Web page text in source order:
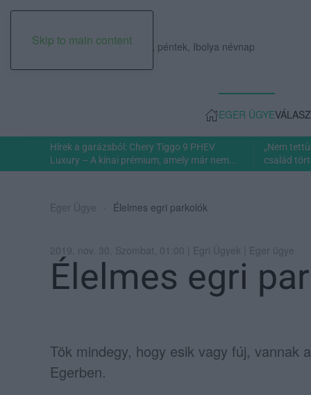
Skip to main content
2026. augusztus 07., péntek, Ibolya névnap
EGER ÜGYE
Hírek a garázsból: Chery Tiggo 9 PHEV
Luxury – A kínai prémium, amely már nem...
„Nem
család
Eger Ügye Élelmes egri parkolók
2019. nov. 30. Szombat, 01:00 | Egri Ügyek | Eger ügye
Élelmes egri
Tök mindegy, hogy esik vagy fúj, vannak
Egerben.